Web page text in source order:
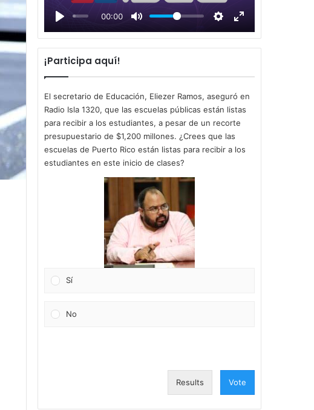
00:00
l
a
y
¡Participa aquí!
El secretario de Educación, Eliezer Ramos, aseguró en
Radio Isla 1320, que las escuelas públicas están listas
para recibir a los estudiantes, a pesar de un recorte
presupuestario de $1,200 millones. ¿Crees que las
escuelas de Puerto Rico están listas para recibir a los
estudiantes en este inicio de clases?
Sí
No
Results Vote